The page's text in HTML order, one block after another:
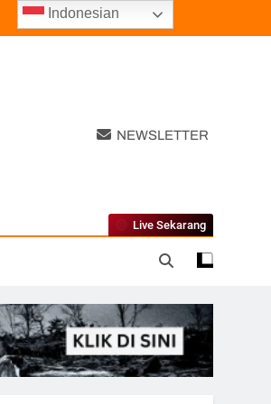
NEWSLETTER
Live Sekarang
Indonesian